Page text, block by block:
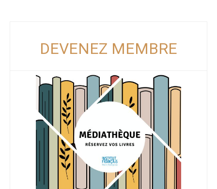
DEVENEZ MEMBRE